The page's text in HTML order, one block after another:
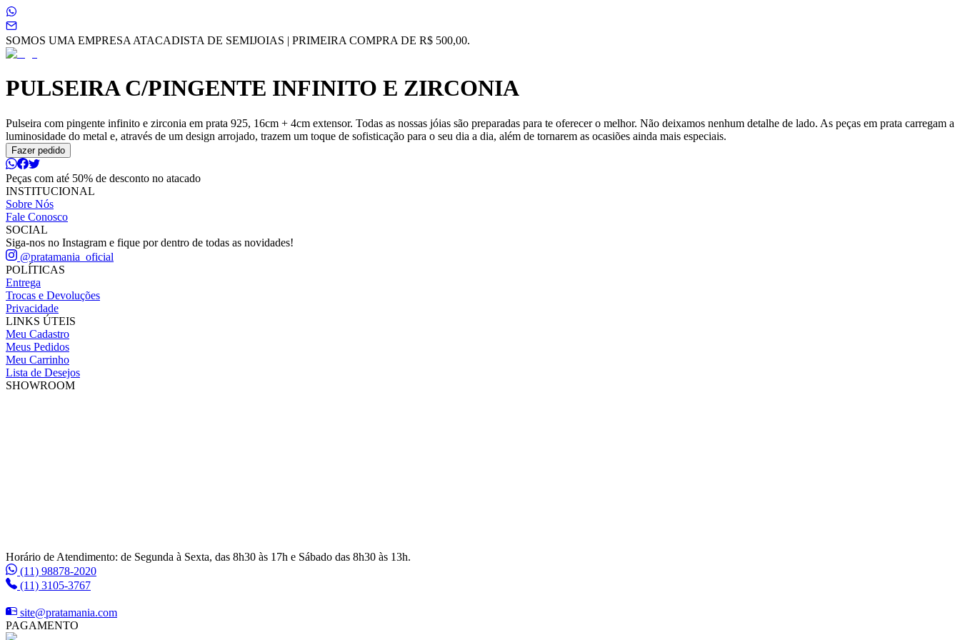
SOMOS UMA EMPRESA ATACADISTA DE SEMIJOIAS | PRIMEIRA COMPRA DE R$ 500,00.
PULSEIRA C/PINGENTE INFINITO E ZIRCONIA
Pulseira com pingente infinito e zirconia em prata 925, 16cm + 4cm extensor. Todas as nossas jóias são preparadas para te oferecer o melhor. Não deixamos nenhum detalhe de lado. As peças em prata carregam a
luminosidade do metal e, através de um design arrojado, trazem um toque de sofisticação para o seu dia a dia, além de tornarem as ocasiões ainda mais especiais.
Fazer pedido
Peças com até 50% de desconto no atacado
INSTITUCIONAL
Sobre Nós
Fale Conosco
SOCIAL
Siga-nos no Instagram e fique por dentro de todas as novidades!
@pratamania_oficial
POLÍTICAS
Entrega
Trocas e Devoluções
Privacidade
LINKS ÚTEIS
Meu Cadastro
Meus Pedidos
Meu Carrinho
Lista de Desejos
SHOWROOM
Horário de Atendimento: de Segunda à Sexta, das 8h30 às 17h e Sábado das 8h30 às 13h.
(11) 98878-2020
(11) 3105-3767
site@pratamania.com
PAGAMENTO